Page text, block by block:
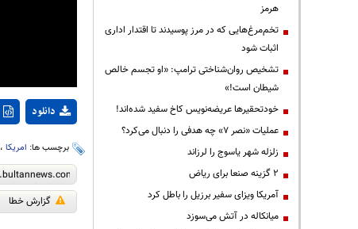
دانلود
برچسب ها: امریکا،
گزارش خطا
هرمز
تخم‌مرغ‌هایی که در مرز پوسیدند تا اقتدار اداری
اثبات شود
تشخیص روان‌شناختی ترامپ: «او تجسم خالص
شیطان است!»
خودتحقیرها عریضه‌نویس کاخ سفید شده‌اند!
عملیات «نصر ۷» چه هدفی را دنبال می‌کرد؟
زلزله شهر یاسوج را لرزاند
۲ گزینه صنعا برای ریاض
آمریکا ویزای سفیر برزیل را باطل کرد
میانکاله در آتش می‌سوزد